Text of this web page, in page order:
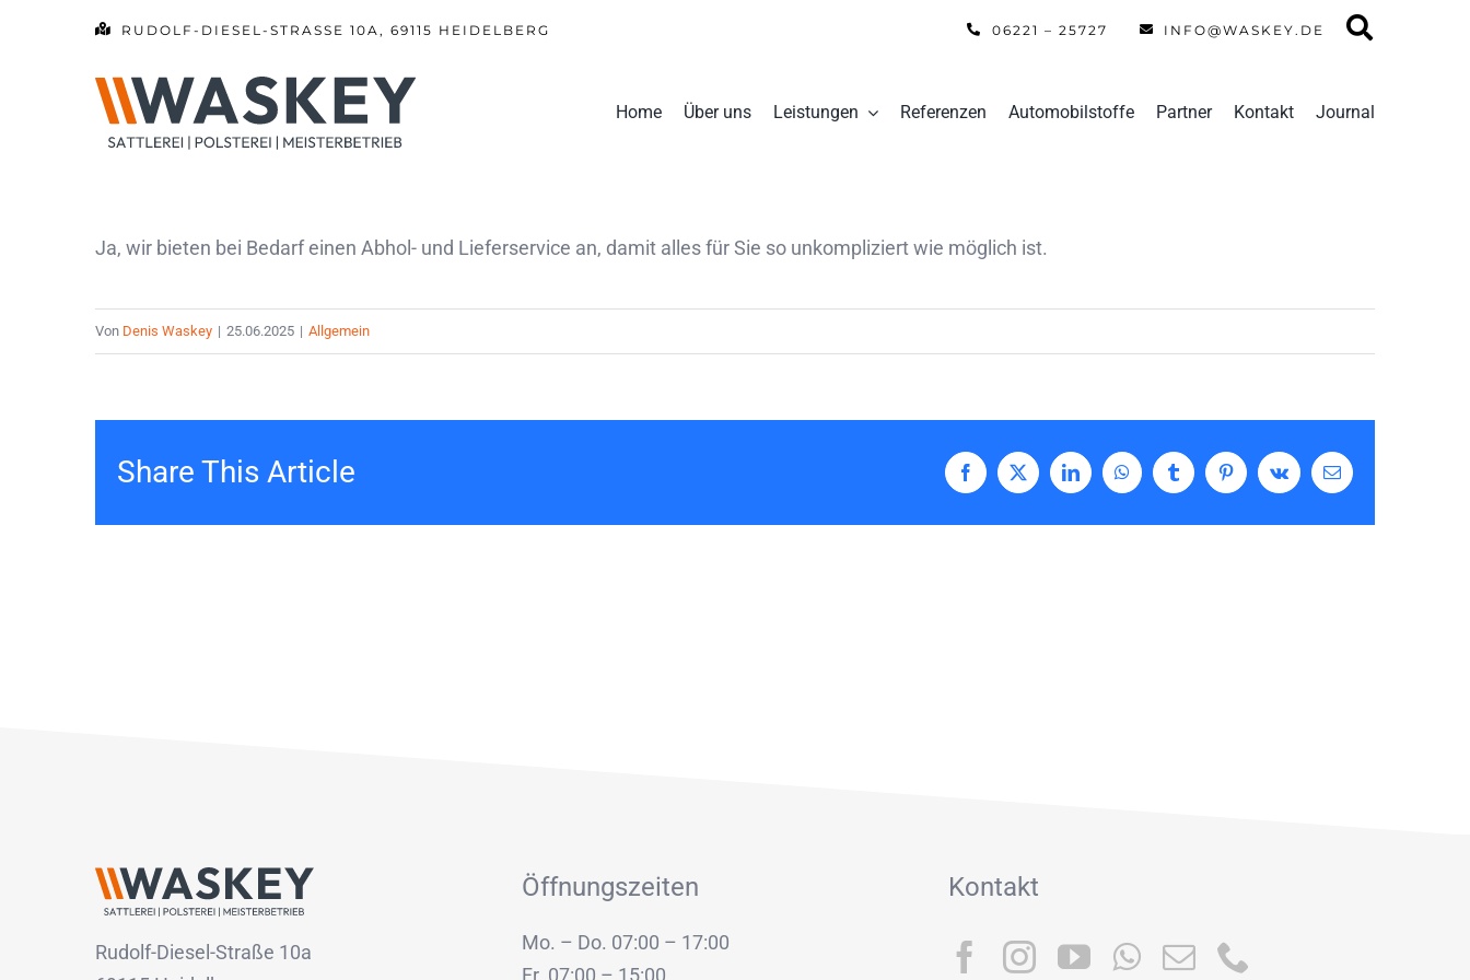
RUDOLF-DIESEL-STRASSE 10A, 69115 HEIDELBERG 06221 – 25727 INFO@WASKEY.DE
Home Über uns Leistungen Referenzen Automobilstoffe Partner Kontakt Journal
Ja, wir bieten bei Bedarf einen Abhol- und Lieferservice an, damit alles für Sie so unkompliziert wie möglich ist.
Von Denis Waskey | 25.06.2025 | Allgemein
Share This Article Facebook
X LinkedInWhatsAppTumblrPinterestVk
E-
Mail
Rudolf-Diesel-Straße 10a
Öffnungszeiten
Mo. – Do. 07:00 – 17:00
Fr. 07:00 – 15:00
Kontakt